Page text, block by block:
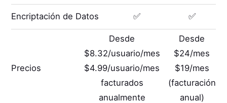
Encriptación de Datos ✅ ✅
Precios
Desde
$8.32/usuario/mes
$4.99/usuario/mes
facturados
anualmente
Desde
$24/mes
$19/mes
(facturación
anual)